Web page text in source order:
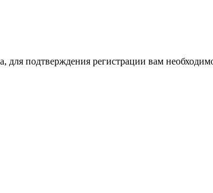
подтверждения регистрации вам